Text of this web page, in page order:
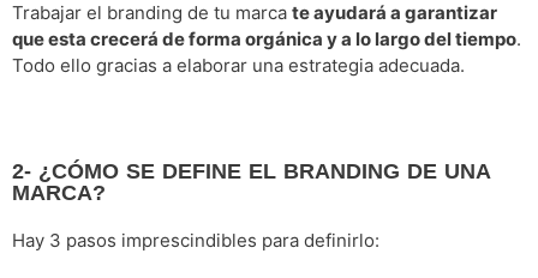
Trabajar el branding de tu marca te ayudará a garantizar
que esta crecerá de forma orgánica y a lo largo del tiempo.
Todo ello gracias a elaborar una estrategia adecuada.
2- ¿CÓMO SE DEFINE EL BRANDING DE UNA
MARCA?
Hay 3 pasos imprescindibles para definirlo: